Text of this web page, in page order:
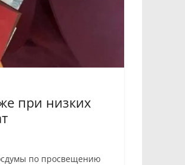
при низких
по просвещению